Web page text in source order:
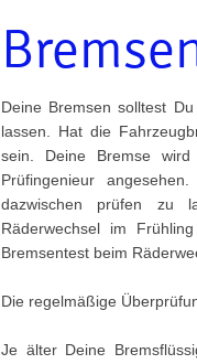
Deine Bremsen solltest
lassen. Hat die
sein. Deine Bremse
Prüfingenieur
dazwischen prüfen zu
Räderwechsel im
Bremsentest beim
Die regelmäßige
Je älter Deine